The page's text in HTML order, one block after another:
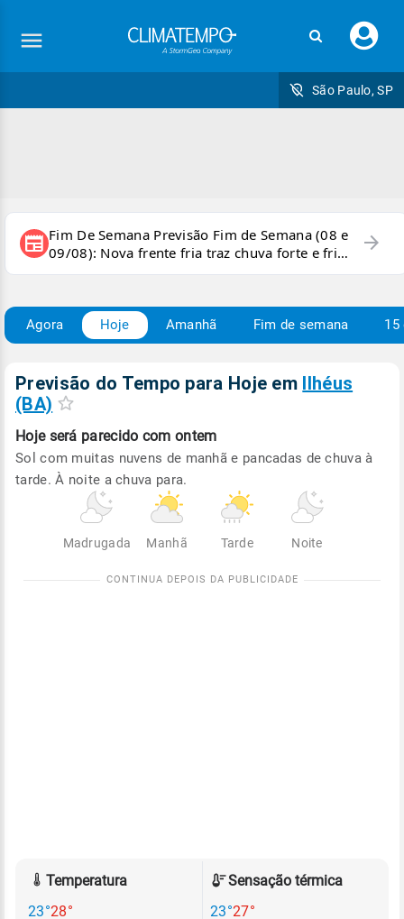
seu
São Paulo, SP
newspaper Fim De Semana Previsão Fim de Semana (08 e
09/08): Nova frente fria traz chuva forte e frio
para áreas do país
arrow_forward
Agora Hoje Amanhã Fim de semana 15
Previsão do Tempo para Hoje em Ilhéus
(BA)
Hoje será parecido com ontem
Sol com muitas nuvens de manhã e pancadas de chuva à
tarde. À noite a chuva para.
Madrugada Manhã Tarde Noite
Temperatura
23°28°
Sensação térmica
23°27°